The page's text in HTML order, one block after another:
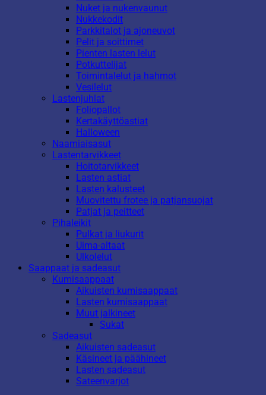
Nuket ja nukenvaunut
Nukkekodit
Parkkitalot ja ajoneuvot
Pelit ja soittimet
Pienten lasten lelut
Potkuttelijat
Toimintalelut ja hahmot
Vesilelut
Lastenjuhlat
Foliopallot
Kertakäyttöastiat
Halloween
Naamiaisasut
Lastentarvikkeet
Hoitotarvikkeet
Lasten astiat
Lasten kalusteet
Muovitettu frotee ja patjansuojat
Patjat ja peitteet
Pihaleikit
Pulkat ja liukurit
Uima-altaat
Ulkolelut
Saappaat ja sadeasut
Kumisaappaat
Aikuisten kumisaappaat
Lasten kumisaappaat
Muut jalkineet
Sukat
Sadeasut
Aikuisten sadeasut
Käsineet ja päähineet
Lasten sadeasut
Sateenvarjot